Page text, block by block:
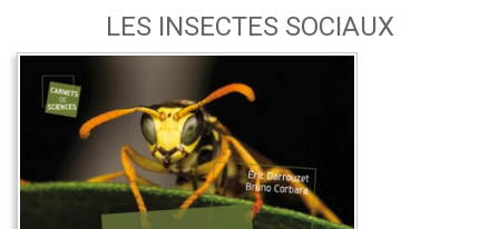
LES INSECTES SOCIAUX